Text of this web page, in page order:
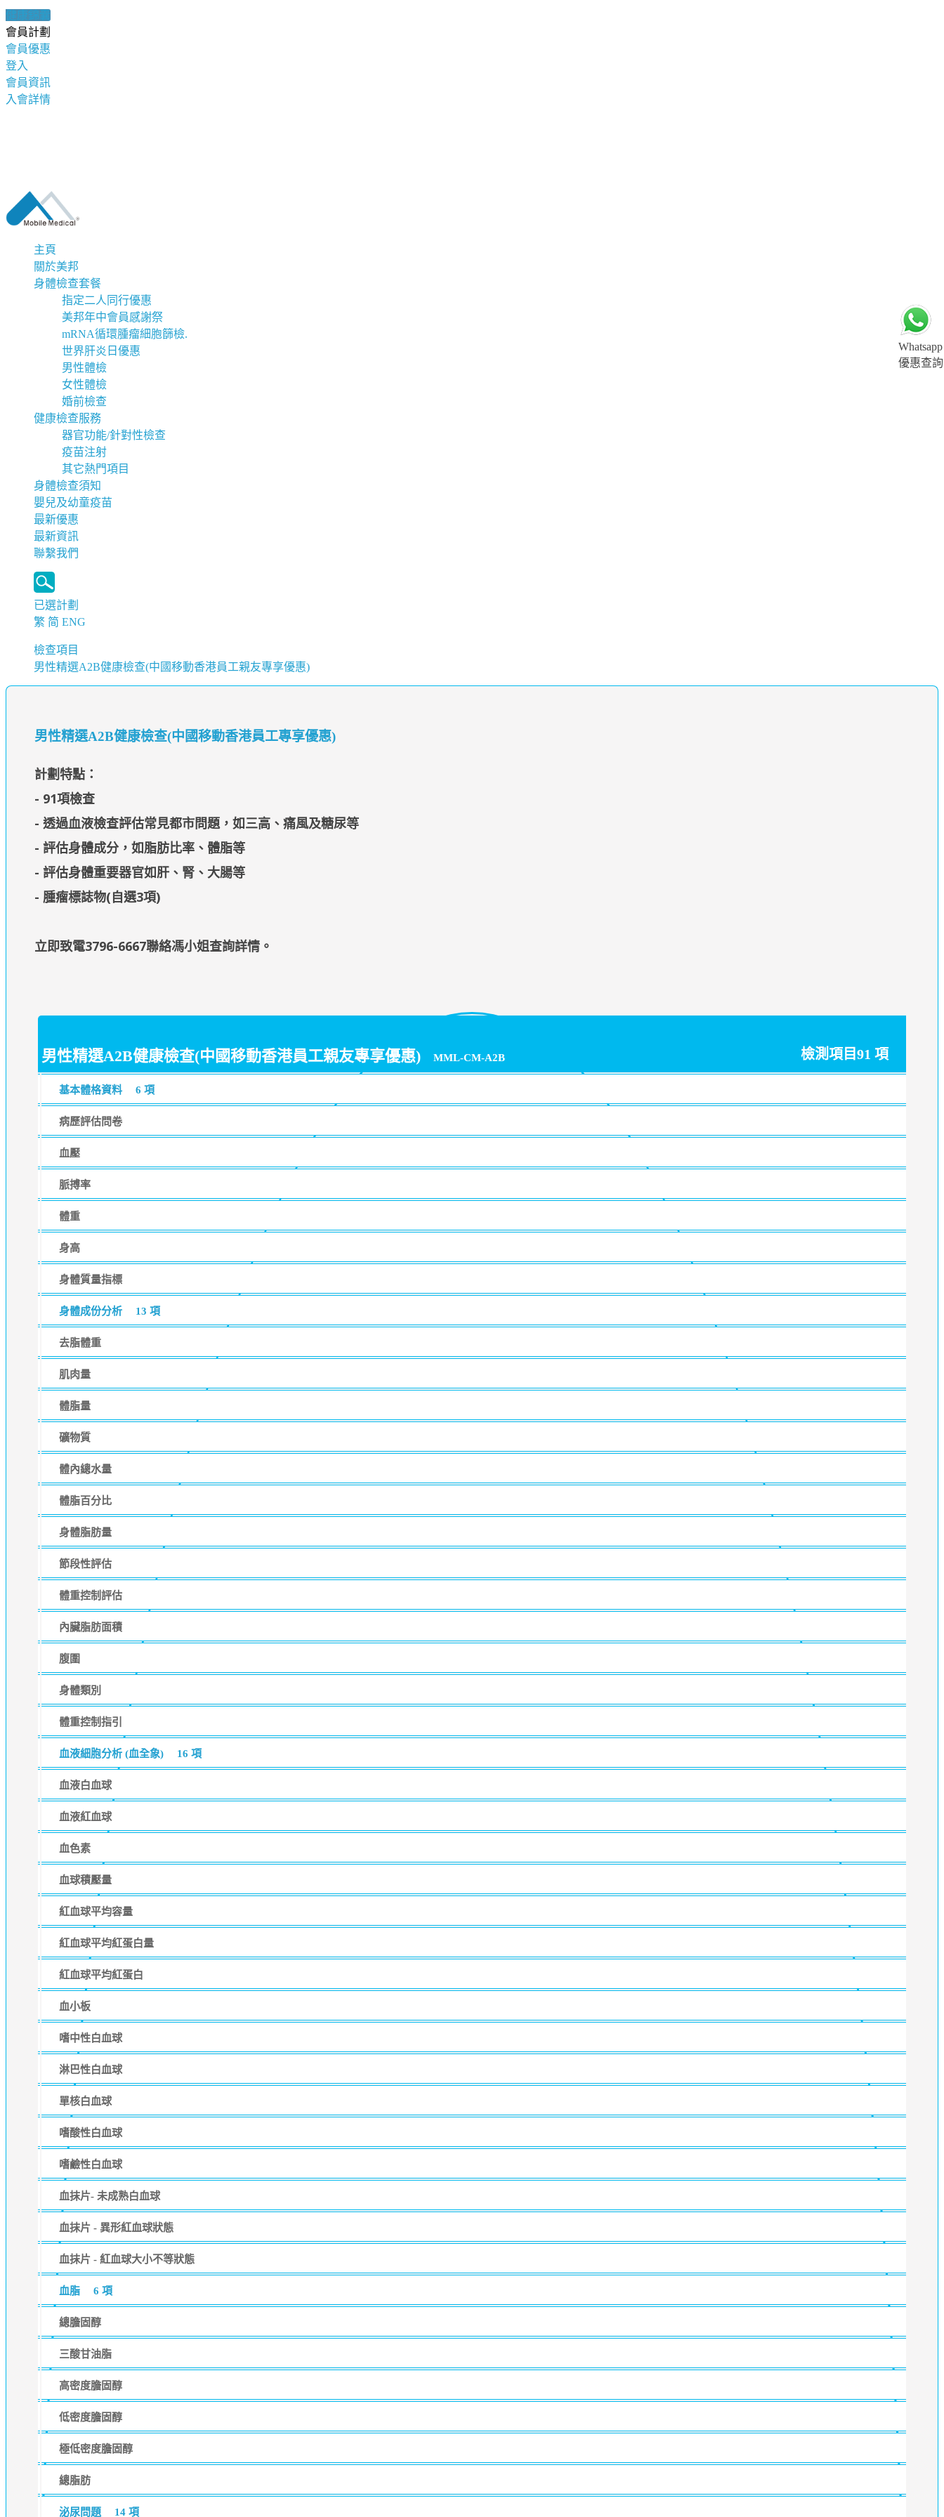
健康錦囊
會員計劃
會員優惠
登入
會員資訊
入會詳情
主頁
關於美邦
身體檢查套餐
指定二人同行優惠
美邦年中會員感謝祭
mRNA循環腫瘤細胞篩檢.
世界肝炎日優惠
男性體檢
女性體檢
婚前檢查
健康檢查服務
器官功能/針對性檢查
疫苗注射
其它熱門項目
身體檢查須知
嬰兒及幼童疫苗
最新優惠
最新資訊
聯繫我們
已選計劃
繁 简 ENG
Whatsapp
優惠查詢
檢查項目
男性精選A2B健康檢查(中國移動香港員工親友專享優惠)
男性精選A2B健康檢查(中國移動香港員工專享優惠)
計劃特點：
- 91項檢查
- 透過血液檢查評估常見都市問題，如三高、痛風及糖尿等
- 評估身體成分，如脂肪比率、體脂等
- 評估身體重要器官如肝、腎、大腸等
- 腫瘤標誌物(自選3項)
立即致電3796-6667聯絡馮小姐查詢詳情。
男性精選A2B健康檢查(中國移動香港員工親友專享優惠) MML-CM-A2B 檢測項目91 項
基本體格資料 6 項
病歷評估問卷
血壓
脈搏率
體重
身高
身體質量指標
身體成份分析 13 項
去脂體重
肌肉量
體脂量
礦物質
體內總水量
體脂百分比
身體脂肪量
節段性評估
體重控制評估
內臟脂肪面積
腹圍
身體類別
體重控制指引
血液細胞分析 (血全象) 16 項
血液白血球
血液紅血球
血色素
血球積壓量
紅血球平均容量
紅血球平均紅蛋白量
紅血球平均紅蛋白
血小板
嗜中性白血球
淋巴性白血球
單核白血球
嗜酸性白血球
嗜鹼性白血球
血抹片- 未成熟白血球
血抹片 - 異形紅血球狀態
血抹片 - 紅血球大小不等狀態
血脂 6 項
總膽固醇
三酸甘油脂
高密度膽固醇
低密度膽固醇
極低密度膽固醇
總脂肪
泌尿問題 14 項